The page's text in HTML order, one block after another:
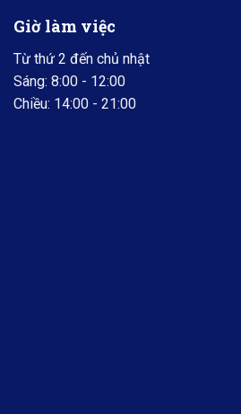
Giờ làm việc
Từ thứ 2 đến chủ nhật
Sáng: 8:00 - 12:00
Chiều: 14:00 - 21:00